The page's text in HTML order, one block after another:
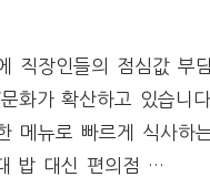
직장인들의 점심값 부
문화가 확산하고 있습니
메뉴로 빠르게 식사하
밥 대신 편의점 …